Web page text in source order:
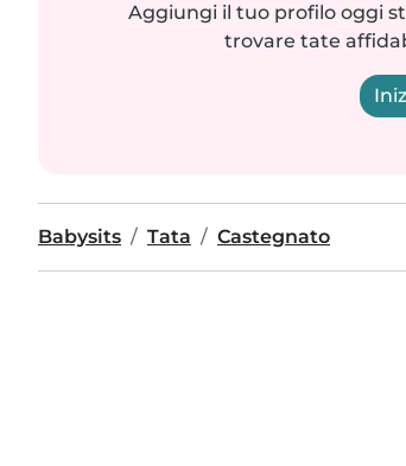
Aggiungi il tuo profilo oggi
trovare tate
Babysits Tata Castegnato